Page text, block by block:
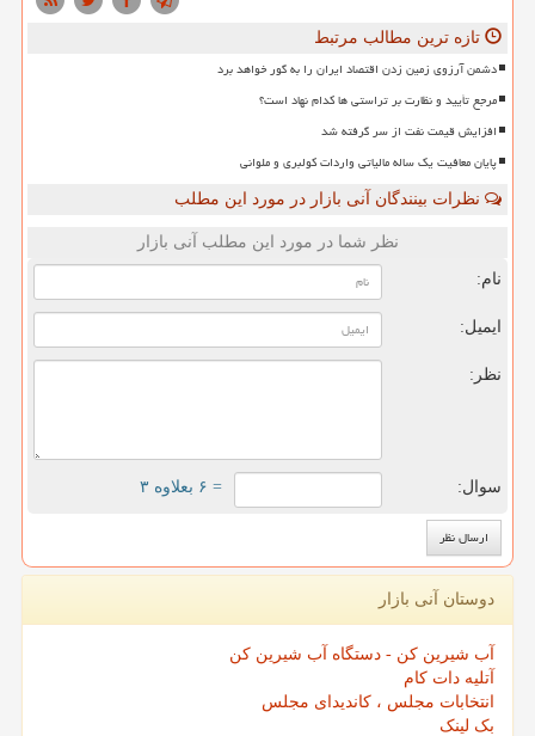
تازه ترین مطالب مرتبط
دشمن آرزوی زمین زدن اقتصاد ایران را به گور خواهد برد
مرجع تأیید و نظارت بر تراستی ها کدام نهاد است؟
افزایش قیمت نفت از سر گرفته شد
پایان معافیت یک ساله مالیاتی واردات کولبری و ملوانی
نظرات بینندگان آنی بازار در مورد این مطلب
نظر شما در مورد این مطلب آنی بازار
نام:
ایمیل:
نظر:
سوال: = ۶ بعلاوه ۳
دوستان آنی بازار
آب شیرین کن - دستگاه آب شیرین کن
آتلیه دات کام
انتخابات مجلس ، کاندیدای مجلس
بک لینک